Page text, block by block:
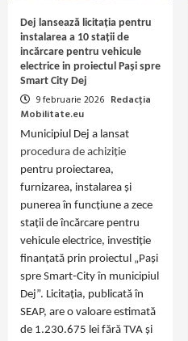
Dej lansează licitația pentru
instalarea a 10 stații de
incărcare pentru vehicule
electrice in proiectul Pași spre
Smart City Dej
9 februarie 2026 Redacția
Mobilitate.eu
Municipiul Dej a lansat
procedura de achiziție
pentru proiectarea,
furnizarea, instalarea și
punerea în funcțiune a zece
stații de încărcare pentru
vehicule electrice, investiție
finanțată prin proiectul „Pași
spre Smart‑City în municipiul
Dej”. Licitația, publicată în
SEAP, are o valoare estimată
de 1.230.675 lei fără TVA și